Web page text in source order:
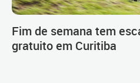
Fim de semana tem
gratuito em Curitiba